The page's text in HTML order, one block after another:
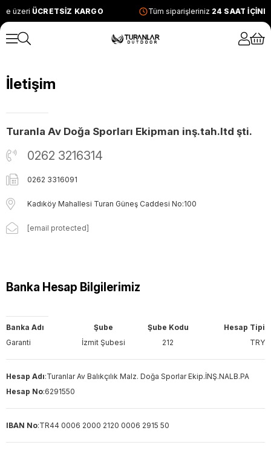
üzeri ÜCRETSİZ KARGO Tüm siparişleriniz 24 SAAT
İletişim
Turanla Av Doğa Sporları Ekipman inş.tah.ltd şti.
0262 3216314
0262 3316091
Kadıköy Mahallesi Turan Güneş Caddesi No:100
[email protected]
Banka Hesap Bilgilerimiz
Banka Adı
Garanti
Şube
İzmit Şubesi
Şube Kodu
212
Hesap Tipi
TRY
Hesap Adı:Turanlar Av Balıkçılık Malz. Doğa Sporlar Ekip.İNŞ.NALB.PA
Hesap No:6291550
IBAN No:TR44 0006 2000 2120 0006 2915 50